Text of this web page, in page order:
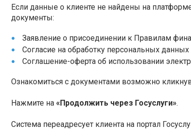
Если данные о клиенте не найдены на
документы:
Заявление о присоединении к Правилам
Согласие на обработку персональных данных
Соглашение-оферта об использовании
Ознакомиться с документами возможно
Нажмите на «Продолжить через Госуслуги».
Система переадресует клиента на портал